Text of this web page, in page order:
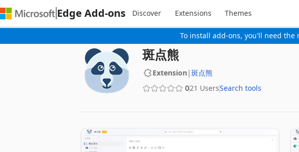
To install add-ons, you'll need the
Edge Add-ons Discover Extensions Themes
斑点熊
Extension |斑点熊
021 UsersSearch tools